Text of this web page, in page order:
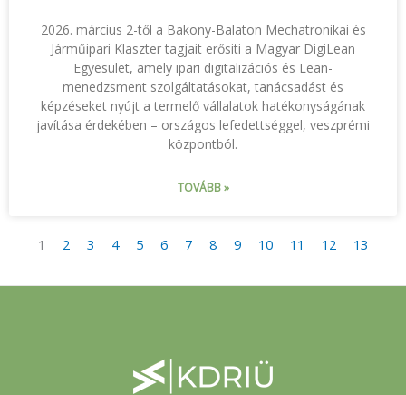
2026. március 2-től a Bakony-Balaton Mechatronikai és
Járműipari Klaszter tagjait erősiti a Magyar DigiLean
Egyesület, amely ipari digitalizációs és Lean-
menedzsment szolgáltatásokat, tanácsadást és
képzéseket nyújt a termelő vállalatok hatékonyságának
javítása érdekében – országos lefedettséggel, veszprémi
központból.
TOVÁBB »
1 2 3 4 5 6 7 8 9 10 11 12 13